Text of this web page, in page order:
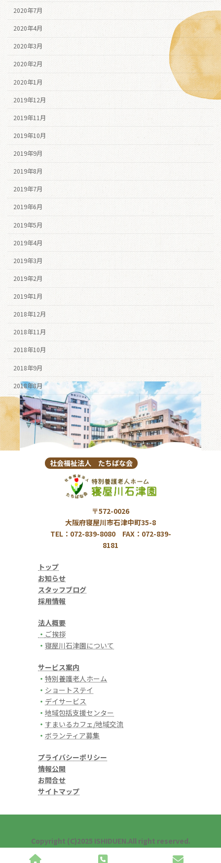
2020年7月
2020年4月
2020年3月
2020年2月
2020年1月
2019年12月
2019年11月
2019年10月
2019年9月
2019年8月
2019年7月
2019年6月
2019年5月
2019年4月
2019年3月
2019年2月
2019年1月
2018年12月
2018年11月
2018年10月
2018年9月
2018年8月
社会福祉法人 たちばな会
〒572-0026
大阪府寝屋川市石津中町35-8
TEL：072-839-8080 FAX：072-839-
8181
トップ
お知らせ
スタッフブログ
採用情報
法人概要
・ ご挨拶
・ 寝屋川石津園について
サービス案内
・ 特別養護老人ホーム
・ ショートステイ
・ デイサービス
・ 地域包括支援センター
・ すまいるカフェ/地域交流
・ ボランティア募集
プライバシーポリシー
情報公開
お問合せ
サイトマップ
Copyright (C)2025 ISHIDUEN.All right reserved.